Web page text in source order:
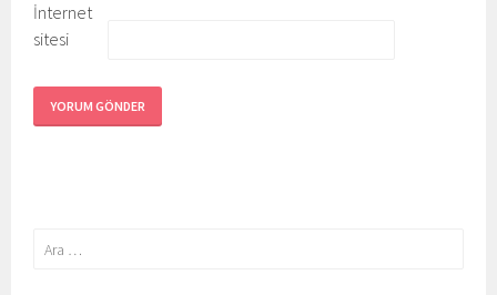
İnternet
sitesi
Arama: